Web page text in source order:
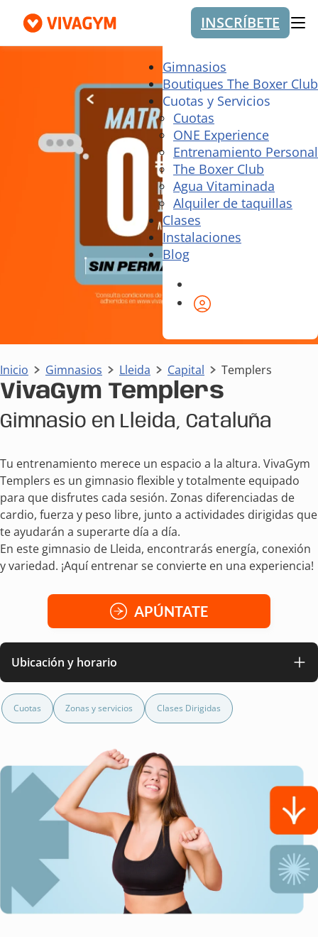
INSCRÍBETE
Gimnasios
Boutiques The Boxer Club
Cuotas y Servicios
Cuotas
ONE Experience
Entrenamiento Personal
The Boxer Club
Agua Vitaminada
Alquiler de taquillas
Clases
Instalaciones
Blog
Inicio Gimnasios Lleida Capital Templers
VivaGym Templers
Gimnasio en Lleida, Cataluña
Tu entrenamiento merece un espacio a la altura. VivaGym
Templers es un gimnasio flexible y totalmente equipado
para que disfrutes cada sesión. Zonas diferenciadas de
cardio, fuerza y peso libre, junto a actividades dirigidas que
te ayudarán a superarte día a día.
En este gimnasio de Lleida, encontrarás energía, conexión
y variedad. ¡Aquí entrenar se convierte en una experiencia!
APÚNTATE
Ubicación y horario
Cuotas Zonas y servicios Clases Dirigidas